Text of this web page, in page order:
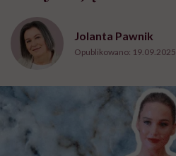
Jolanta Pawnik
Opublikowano: